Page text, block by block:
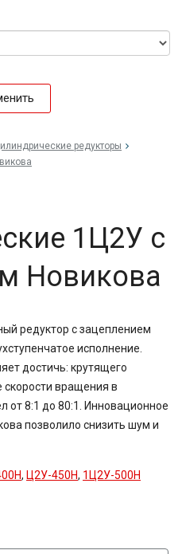
редукторы
1Ц2У с
Новикова
редуктор с зацеплением
исполнение.
достичь: крутящего
вращения в
от 8:1 до 80:1. Инновационное
позволило снизить шум и
, Ц2У-450Н, 1Ц2У-500Н